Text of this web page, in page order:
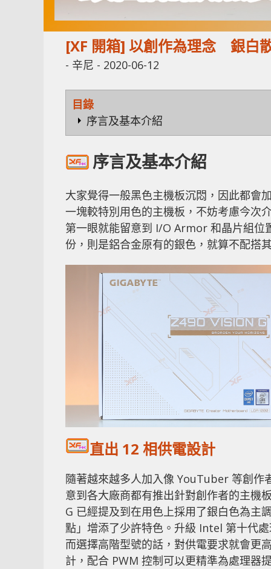
[XF 開箱] 以創作為理念 銀白
- 辛尼 - 2020-06-12
目錄
序言及基本介紹
序言及基本介紹
大家覺得一般黑色主機板沉悶，因此都會
一塊較特別用色的主機板，不妨考慮今次
第一眼就能留意到 I/O Armor 和晶片組位
份，則是鋁合金原有的銀色，就算不配搭
直出 12 相供電設計
隨著越來越多人加入像 YouTuber 等創作
意到各大廠商都有推出針對創作者的主機
G 已經提及到在用色上採用了銀白色為主
點」增添了少許特色。升級 Intel 第十代
而選擇高階型號的話，對供電要求就會更
計，配合 PWM 控制可以更精準為處理器